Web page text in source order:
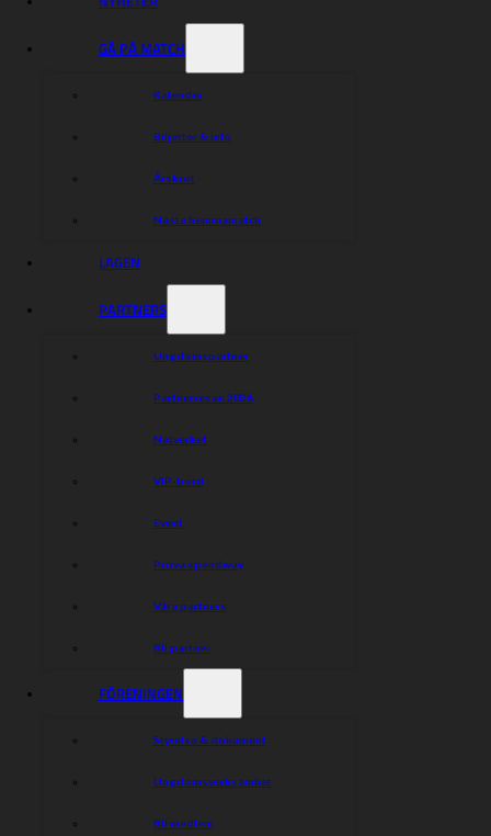
GÅ PÅ MATCH
Kalender
Biljetter & info
Årskort
Nästa hemmamatch
LAGEN
PARTNERS
Ungdomspartner
Partnerresan 2026
Nätverket
VIP-bord
Event
Prova speedway
Våra partners
Bli partner
FÖRENINGEN
Styrelse & dokument
Ungdomsverksamhet
Bli medlem